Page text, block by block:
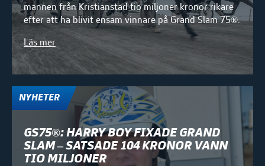
mannen från Kristianstad tio miljoner kronor rikare
efter att ha blivit ensam vinnare på Grand Slam 75®.
Läs mer
NYHETER
GS75®: HARRY BOY FIXADE GRAND
SLAM – SATSADE 104 KRONOR VANN
TIO MILJONER